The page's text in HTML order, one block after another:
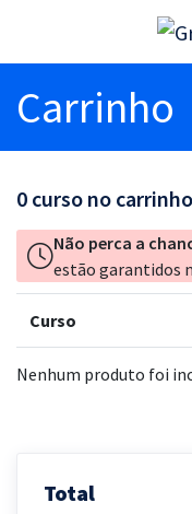
Carrinho
0 curso no carrinho
Não perca a
estão garantidos
Curso
Nenhum produto foi
Total